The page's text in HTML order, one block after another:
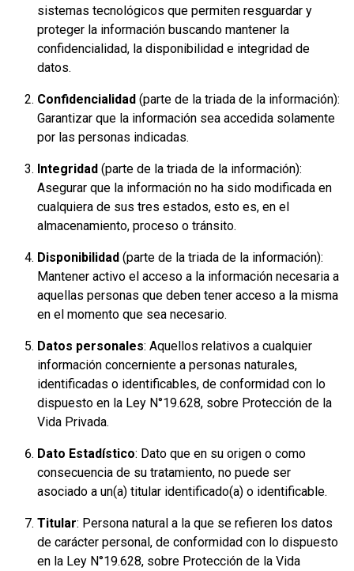
sistemas tecnológicos que permiten resguardar y
proteger la información buscando mantener la
confidencialidad, la disponibilidad e integridad de
datos.
Confidencialidad (parte de la triada de la información):
Garantizar que la información sea accedida solamente
por las personas indicadas.
Integridad (parte de la triada de la información):
Asegurar que la información no ha sido modificada en
cualquiera de sus tres estados, esto es, en el
almacenamiento, proceso o tránsito.
Disponibilidad (parte de la triada de la información):
Mantener activo el acceso a la información necesaria a
aquellas personas que deben tener acceso a la misma
en el momento que sea necesario.
Datos personales: Aquellos relativos a cualquier
información concerniente a personas naturales,
identificadas o identificables, de conformidad con lo
dispuesto en la Ley N°19.628, sobre Protección de la
Vida Privada.
Dato Estadístico: Dato que en su origen o como
consecuencia de su tratamiento, no puede ser
asociado a un(a) titular identificado(a) o identificable.
Titular: Persona natural a la que se refieren los datos
de carácter personal, de conformidad con lo dispuesto
en la Ley N°19.628, sobre Protección de la Vida